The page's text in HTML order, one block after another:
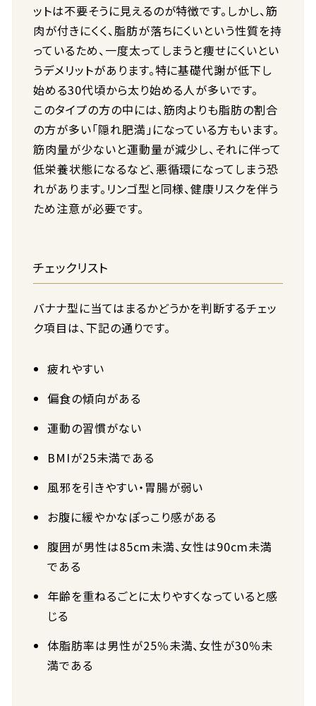
ットは不要そうに見えるのが特徴です。しかし、筋
肉が付きにくく、脂肪が落ちにくいという性質を持
っているため、一度太ってしまうと痩せにくいとい
うデメリットがあります。特に基礎代謝が低下し
始める30代頃から太り始める人が多いです。
このタイプの方の中には、筋肉よりも脂肪の割合
の方が多い「隠れ肥満」になっている方もいます。
筋肉量が少ないと運動量が減少し、それに伴って
低栄養状態になるなど、悪循環になってしまう恐
れがあります。リンゴ型と同様、健康リスクを伴う
ため注意が必要です。
チェックリスト
バナナ型に当てはまるかどうかを判断するチェッ
ク項目は、下記の通りです。
疲れやすい
偏食の傾向がある
運動の習慣がない
BMIが25未満である
風邪を引きやすい・胃腸が弱い
お腹に緩やかなぽっこり感がある
腹囲が男性は85cm未満、女性は90cm未満
である
年齢を重ねるごとに太りやすくなっていると感
じる
体脂肪率は男性が25％未満、女性が30％未
満である